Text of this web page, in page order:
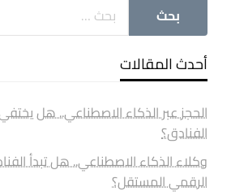
أحدث المقالات
الحجز عبر الذكاء الاصطناعي.. هل
الفنادق؟
وكلاء الذكاء الاصطناعي.. هل تبدأ
الرقمي المستقل؟